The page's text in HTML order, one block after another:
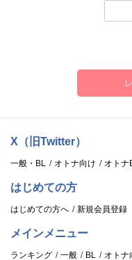
「映画って、感想言い合
サークルの上映会後。
忘れ物に気づいたあなたが
連絡先の交換後、初めて届
X（旧Twitter）
一般・BL オトナ向け オトナ
はじめての方
はじめての方へ 新規会員登録
メインメニュー
ランキング 一般 BL オトナ